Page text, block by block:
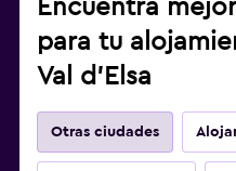
Encuentra
para tu
Val d'Elsa
Otras ciudades